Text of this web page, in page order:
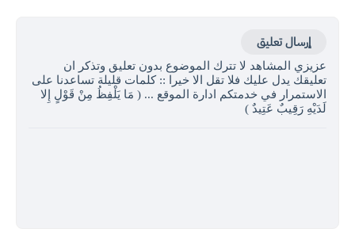
إرسال تعليق
عزيزي المشاهد لا تترك الموضوع بدون تعليق وتذكر ان
تعليقك يدل عليك فلا تقل الا خيرا :: كلمات قليلة تساعدنا على
الاستمرار في خدمتكم ادارة الموقع ... ( مَا يَلْفِظُ مِنْ قَوْلٍ إِلا
لَدَيْهِ رَقِيبٌ عَتِيدٌ )